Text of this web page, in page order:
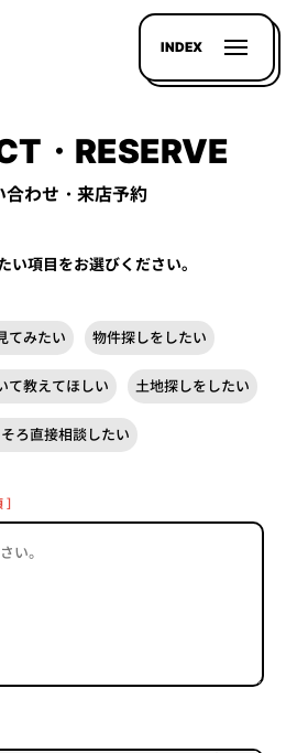
INDEX
LL
HOUSE
ライフレー
・RESERVE
合わせ・来店予約
い項目をお選びください。
てみたい 物件探しをしたい
て教えてほしい 土地探しをしたい
ろ直接相談したい